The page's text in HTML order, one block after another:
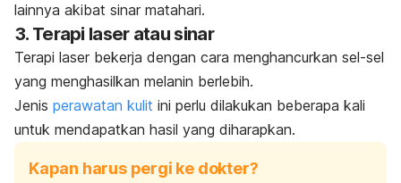
lainnya akibat sinar matahari.
3. Terapi laser atau sinar
Terapi laser bekerja dengan cara menghancurkan sel-sel
yang menghasilkan melanin berlebih.
Jenis perawatan kulit ini perlu dilakukan beberapa kali
untuk mendapatkan hasil yang diharapkan.
Kapan harus pergi ke dokter?